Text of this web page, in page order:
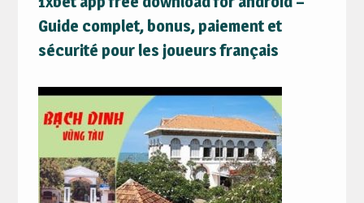
Guide complet, bonus, paiement et
sécurité pour les joueurs français